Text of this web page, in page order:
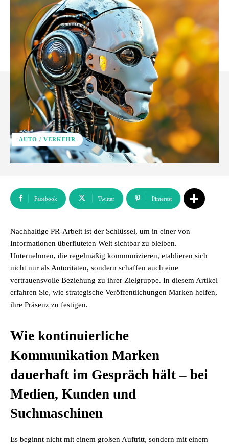
AUTO / VERKEHR
Facebook Twitter Pinterest
Nachhaltige PR-Arbeit ist der Schlüssel, um in einer von
Informationen überfluteten Welt sichtbar zu bleiben.
Unternehmen, die regelmäßig kommunizieren, etablieren sich
nicht nur als Autoritäten, sondern schaffen auch eine
vertrauensvolle Beziehung zu ihrer Zielgruppe. In diesem Artikel
erfahren Sie, wie strategische Veröffentlichungen Marken helfen,
ihre Präsenz zu festigen.
Wie kontinuierliche
Kommunikation Marken
dauerhaft im Gespräch hält – bei
Medien, Kunden und
Suchmaschinen
Es beginnt nicht mit einem großen Auftritt, sondern mit einem